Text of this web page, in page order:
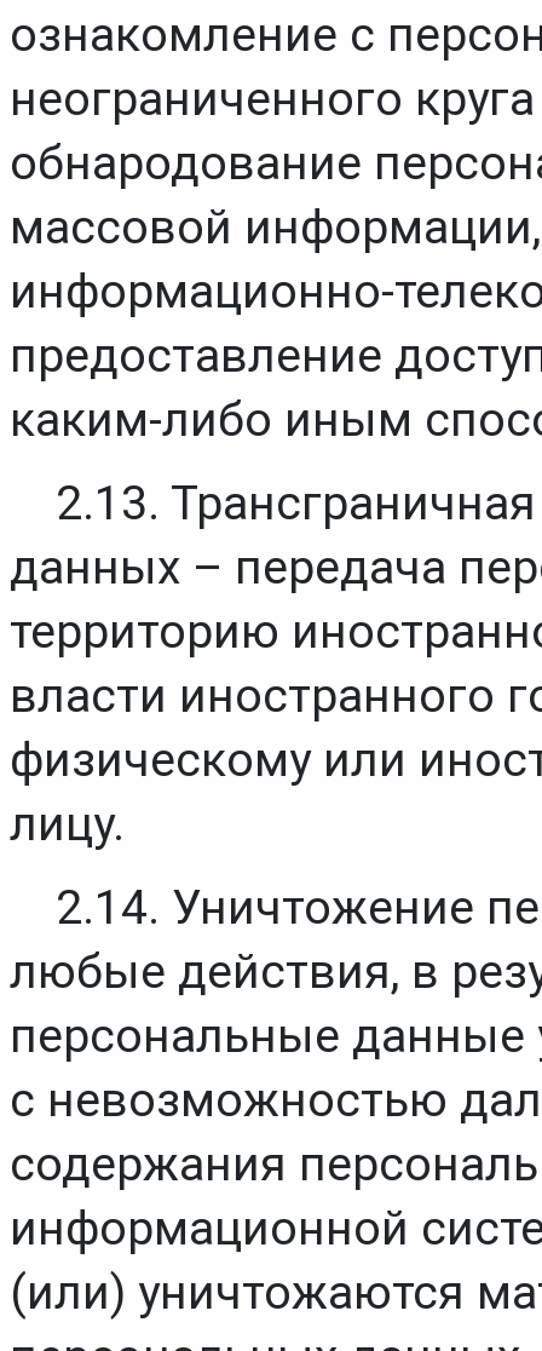
ознакомление с
неограниченного
обнародование
массовой
информационно-
предоставление
каким-либо иным
2.13.
данных – передача
территорию
власти иностранного
физическому или
лицу.
2.14. Уничтожение
любые действия, в
персональные данные
с невозможностью
содержания
информационной
(или) уничтожаются